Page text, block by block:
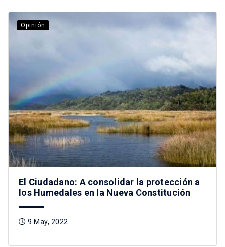
Opinión
El Ciudadano: A consolidar la protección a
los Humedales en la Nueva Constitución
9 May, 2022